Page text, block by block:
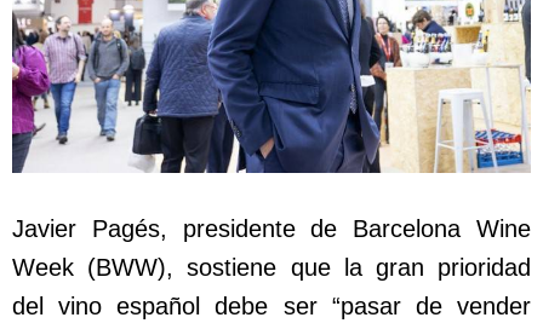
Javier Pagés, presidente de Barcelona Wine
Week (BWW), sostiene que la gran prioridad
del vino español debe ser “pasar de vender